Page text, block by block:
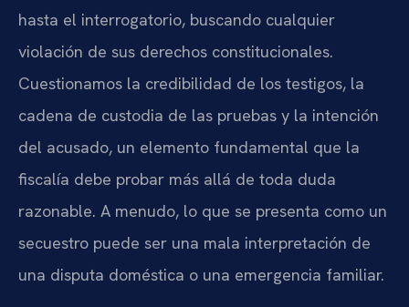
hasta el interrogatorio, buscando cualquier
violación de sus derechos constitucionales.
Cuestionamos la credibilidad de los testigos, la
cadena de custodia de las pruebas y la intención
del acusado, un elemento fundamental que la
fiscalía debe probar más allá de toda duda
razonable. A menudo, lo que se presenta como un
secuestro puede ser una mala interpretación de
una disputa doméstica o una emergencia familiar.